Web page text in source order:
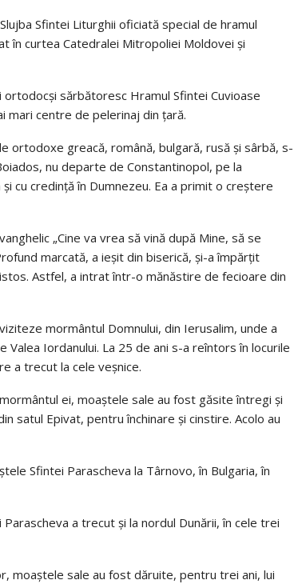
Sfintei Liturghii oficiată special de hramul
în curtea Catedralei Mitropoliei Moldovei și
sărbătoresc Hramul Sfintei Cuvioase
mari centre de pelerinaj din țară.
ortodoxe greacă, română, bulgară, rusă și sârbă, s-
nu departe de Constantinopol, pe la
cu credință în Dumnezeu. Ea a primit o creștere
„Cine va vrea să vină după Mine, să se
marcată, a ieșit din biserică, și-a împărțit
Astfel, a intrat într-o mănăstire de fecioare din
mormântul Domnului, din Ierusalim, unde a
Iordanului. La 25 de ani s-a reîntors în locurile
a trecut la cele veșnice.
ei, moaștele sale au fost găsite întregi și
satul Epivat, pentru închinare și cinstire. Acolo au
Sfintei Parascheva la Târnovo, în Bulgaria, în
a trecut și la nordul Dunării, în cele trei
moaștele sale au fost dăruite, pentru trei ani, lui